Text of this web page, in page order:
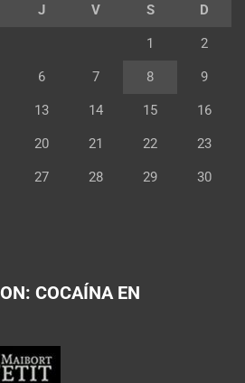
J V S D
1 2
6 7 8 9
13 14 15 16
20 21 22 23
27 28 29 30
COCAÍNA EN